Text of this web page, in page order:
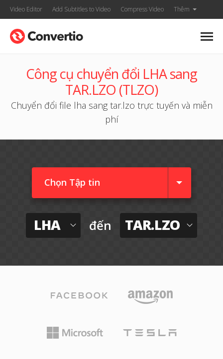
Video Editor Add Subtitles to Video Compress Video Thêm
Công cụ chuyển đổi LHA sang
TAR.LZO (TLZO)
Chuyển đổi file lha sang tar.lzo trực tuyến và miễn
phí
Chọn Tập tin
LHA đến TAR.LZO